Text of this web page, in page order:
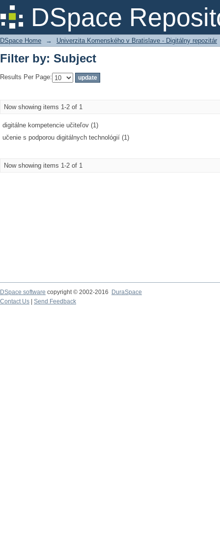
DSpace
Filter by: Subject
DSpace Home → Univerzita Komenského v Bratislave - Digitálny repozitár
Filter by: Subject
Results Per Page:
Now showing items 1-2 of 1
digitálne kompetencie učiteľov (1)
učenie s podporou digitálnych technológií (1)
Now showing items 1-2 of 1
DSpace software copyright © 2002-2016
DuraSpace
Contact Us
Send Feedback